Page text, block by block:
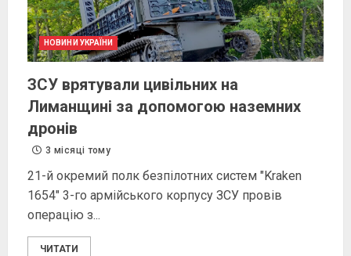
НОВИНИ УКРАЇНИ
ЗСУ врятували цивільних на
Лиманщині за допомогою наземних
дронів
3 місяці тому
21-й окремий полк безпілотних систем "Kraken
1654" 3-го армійського корпусу ЗСУ провів
операцію з...
ЧИТАТИ